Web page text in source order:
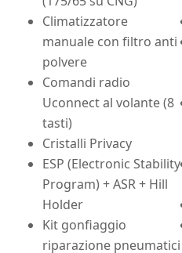
Climatizzatore
manuale con filtro anti
polvere
Comandi radio
Uconnect al volante (8
tasti)
Cristalli Privacy
ESP (Electronic Stability
Program) + ASR + Hill
Holder
Kit gonfiaggio
riparazione pneumatici